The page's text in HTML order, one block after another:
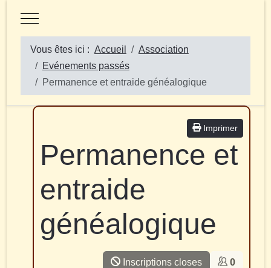
Mobile Menu Toggle
Vous êtes ici : Accueil
Association
Evénements passés
Permanence et entraide généalogique
Imprimer
Permanence et
entraide
généalogique
Inscriptions closes 0